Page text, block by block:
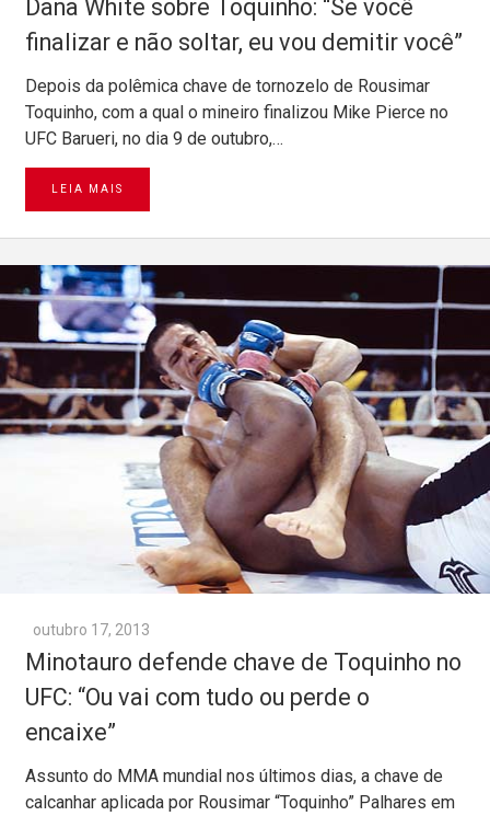
Dana White sobre Toquinho: “Se você
finalizar e não soltar, eu vou demitir você”
Depois da polêmica chave de tornozelo de Rousimar
Toquinho, com a qual o mineiro finalizou Mike Pierce no
UFC Barueri, no dia 9 de outubro,…
LEIA MAIS
outubro 17, 2013
Minotauro defende chave de Toquinho no
UFC: “Ou vai com tudo ou perde o
encaixe”
Assunto do MMA mundial nos últimos dias, a chave de
calcanhar aplicada por Rousimar “Toquinho” Palhares em